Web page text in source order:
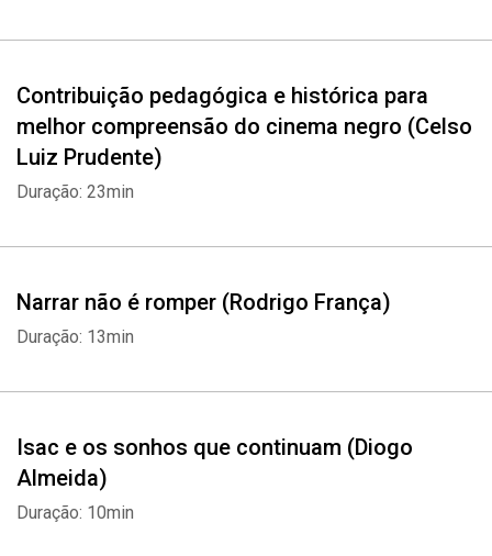
Luana Xavier
Isabel Fillardis
Dom Filó
Neusa Borges
Djamila Ribeiro
Mauricio Pestana
Jota Pê
Maria Gal
Wania Sant'Anna
Guibson Trindade
Pedro Rajão
Contribuição pedagógica e histórica para
melhor compreensão do cinema negro (Celso
Luiz Prudente)
Duração: 23min
Narrar não é romper (Rodrigo França)
Duração: 13min
Isac e os sonhos que continuam (Diogo
Almeida)
Duração: 10min